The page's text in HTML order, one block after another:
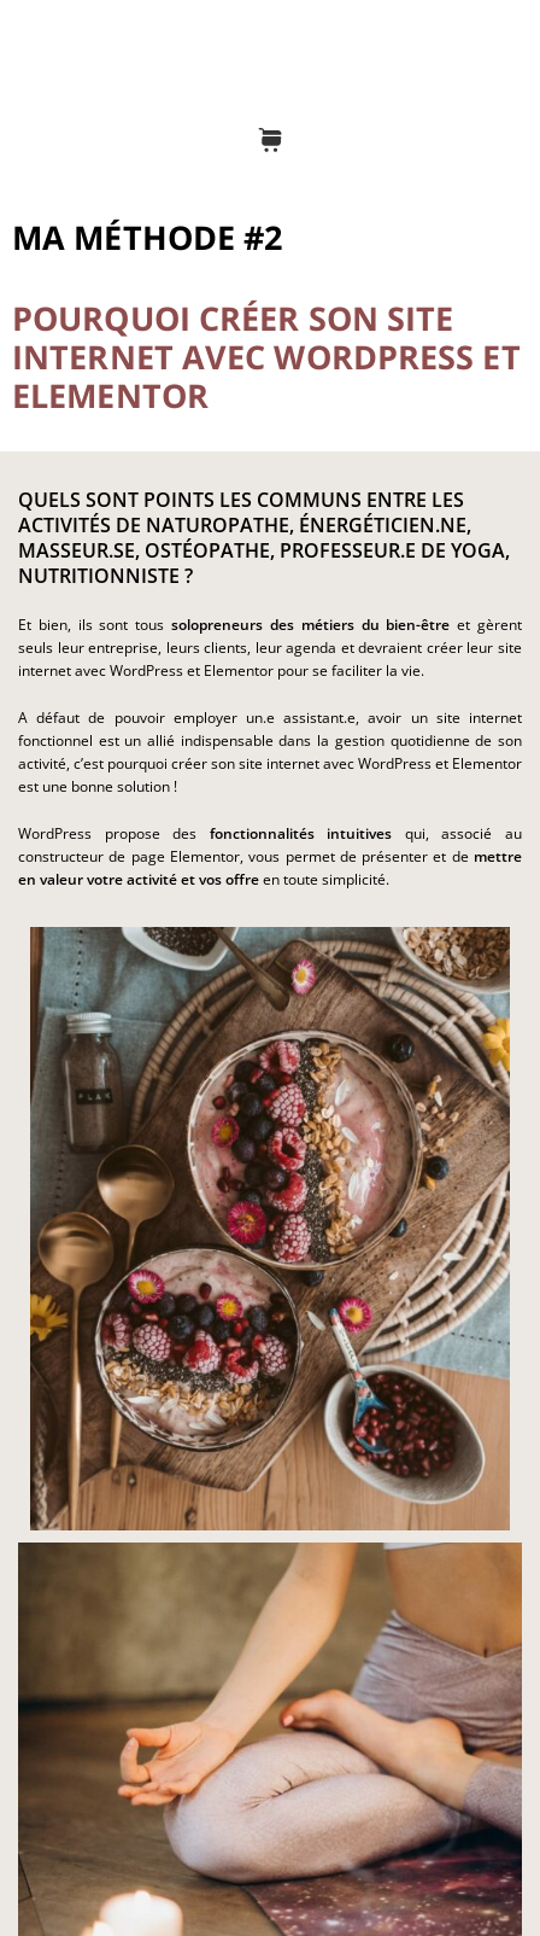
MA MÉTHODE #2
POURQUOI CRÉER SON SITE
INTERNET AVEC WORDPRESS ET
ELEMENTOR
QUELS SONT POINTS LES COMMUNS ENTRE LES
ACTIVITÉS DE NATUROPATHE, ÉNERGÉTICIEN.NE,
MASSEUR.SE, OSTÉOPATHE, PROFESSEUR.E DE YOGA,
NUTRITIONNISTE ?
Et bien, ils sont toussolopreneurs des métiers du bien-être et gèrent
seuls leur entreprise, leurs clients, leur agenda et devraient créer leur site
internet avec WordPress et Elementor pour se faciliter la vie.
A défaut de pouvoir employer un.e assistant.e, avoir un site internet
fonctionnel est un allié indispensable dans la gestion quotidienne de son
activité, c’est pourquoi créer son site internet avec WordPress et Elementor
est une bonne solution !
WordPress propose des fonctionnalités intuitives qui, associé au
constructeur de page Elementor, vous permet de présenter et de mettre
en valeur votre activité et vos offreen toute simplicité.